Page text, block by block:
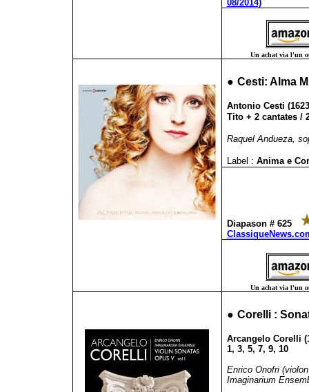
08/2014)
Un achat via l'un
● Cesti: Alma
Antonio Cesti
Tito + 2 cantates /
Raquel Andueza,
Label : Anima e
Diapason # 625
Un achat via l'un
● Corelli :
Arcangelo Corelli
1, 3, 5, 7, 9, 10
Enrico Onofri
Imaginarium